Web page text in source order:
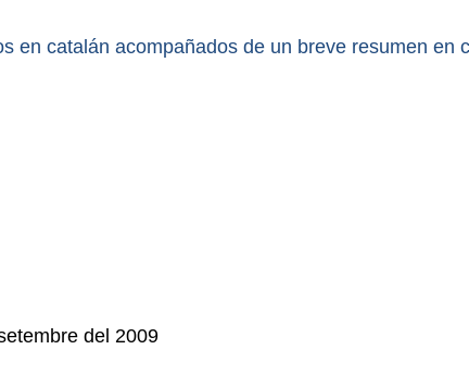
en catalán acompañados de un breve resumen en
del 2009